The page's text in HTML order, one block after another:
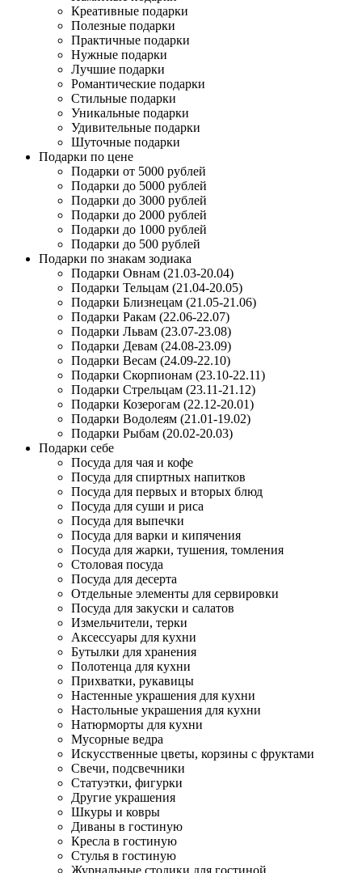
Креативные подарки
Полезные подарки
Практичные подарки
Нужные подарки
Лучшие подарки
Романтические подарки
Стильные подарки
Уникальные подарки
Удивительные подарки
Шуточные подарки
Подарки по цене
Подарки от 5000 рублей
Подарки до 5000 рублей
Подарки до 3000 рублей
Подарки до 2000 рублей
Подарки до 1000 рублей
Подарки до 500 рублей
Подарки по знакам зодиака
Подарки Овнам (21.03-20.04)
Подарки Тельцам (21.04-20.05)
Подарки Близнецам (21.05-21.06)
Подарки Ракам (22.06-22.07)
Подарки Львам (23.07-23.08)
Подарки Девам (24.08-23.09)
Подарки Весам (24.09-22.10)
Подарки Скорпионам (23.10-22.11)
Подарки Стрельцам (23.11-21.12)
Подарки Козерогам (22.12-20.01)
Подарки Водолеям (21.01-19.02)
Подарки Рыбам (20.02-20.03)
Подарки себе
Посуда для чая и кофе
Посуда для спиртных напитков
Посуда для первых и вторых блюд
Посуда для суши и риса
Посуда для выпечки
Посуда для варки и кипячения
Посуда для жарки, тушения, томления
Столовая посуда
Посуда для десерта
Отдельные элементы для сервировки
Посуда для закуски и салатов
Измельчители, терки
Аксессуары для кухни
Бутылки для хранения
Полотенца для кухни
Прихватки, рукавицы
Настенные украшения для кухни
Настольные украшения для кухни
Натюрморты для кухни
Мусорные ведра
Искусственные цветы, корзины с фруктами
Свечи, подсвечники
Статуэтки, фигурки
Другие украшения
Шкуры и ковры
Диваны в гостиную
Кресла в гостиную
Стулья в гостиную
Журнальные столики для гостиной